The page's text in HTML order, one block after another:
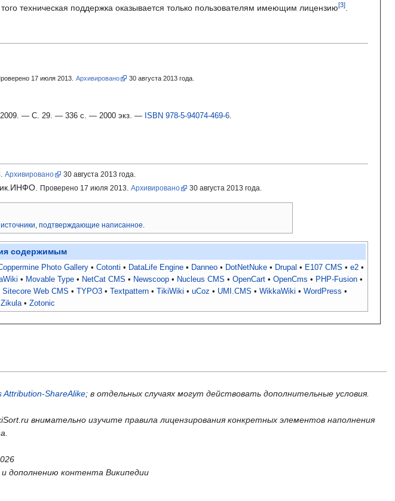
техническая поддержка оказывается только пользователям имеющим лицензию
17 июля 2013. Архивировано 30 августа 2013 года.
— С. 29. — 336 с. —2000 экз. — ISBN 978-5-94074-469-6.
Архивировано 30 августа 2013 года.
Проверено 17 июля 2013. Архивировано 30 августа 2013 года.
,подтверждающие написанное.
содержимым
Photo Gallery Cotonti DataLife Engine Danneo DotNetNuke Drupal E107 CMS
e2
Movable Type NetCat CMS Newscoop Nucleus CMS OpenCart OpenCms
PHP-Fusion
Sitecore Web CMS TYPO3 Textpattern TikiWiki uCoz UMI.CMS WikkaWiki
WordPress
Zikula Zotonic
Attribution-ShareAlike; в отдельных случаях могут действовать дополнительные условия.
внимательно изучите правила лицензирования конкретных элементов наполнения
дополнению контента Википедии